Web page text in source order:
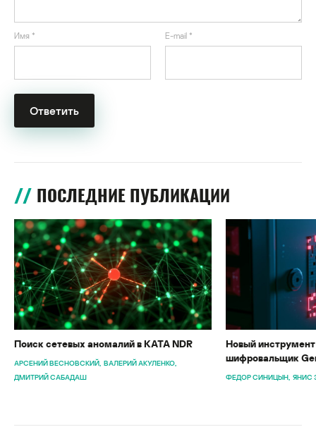
Имя * E-mail *
ПОСЛЕДНИЕ ПУБЛИКАЦИИ
Поиск сетевых аномалий в KATA NDR
АРСЕНИЙ ВЕСНОВСКИЙ ВАЛЕРИЙ АКУЛЕНКО
ДМИТРИЙ САБАДАШ
Новый
шифровальщик
ФЕДОР СИНИЦЫН ЯНИС